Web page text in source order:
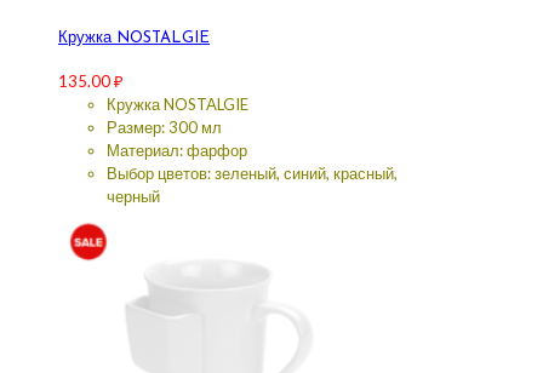
Кружка NOSTALGIE
135.00₽
Кружка NOSTALGIE
Размер: 300 мл
Материал: фарфор
Выбор цветов: зеленый, синий, красный,
черный